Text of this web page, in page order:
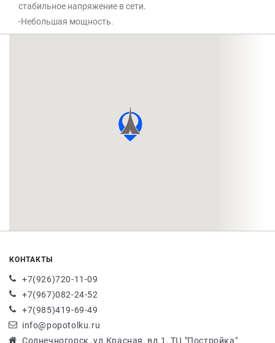
стабильное напряжение в сети.
-Небольшая мощность.
КОНТАКТЫ
+7(926)720-11-09
+7(967)082-24-52
+7(985)419-69-49
info@popotolku.ru
Солнечногорск, ул.Красная, вл.1, ТЦ "Постройка"